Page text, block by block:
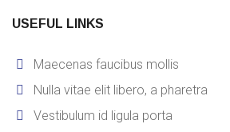
USEFUL LINKS
Maecenas faucibus mollis
Nulla vitae elit libero, a pharetra
Vestibulum id ligula porta